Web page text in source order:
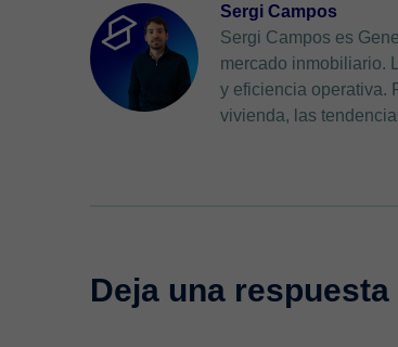
Sergi Campos
Sergi Campos es
mercado inmobiliario.
y eficiencia operativa.
vivienda, las
Deja una respuesta